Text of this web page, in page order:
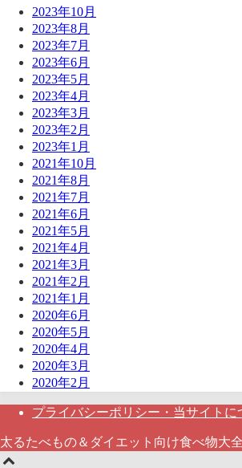
2023年10月
2023年8月
2023年7月
2023年6月
2023年5月
2023年4月
2023年3月
2023年2月
2023年1月
2021年10月
2021年8月
2021年7月
2021年6月
2021年5月
2021年4月
2021年3月
2021年2月
2021年1月
2020年6月
2020年5月
2020年4月
2020年3月
2020年2月
プライバシーポリシー・当サイトに
太るたべもの＆ダイエット向け食べ物大全